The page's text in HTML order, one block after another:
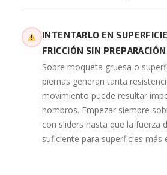
INTENTARLO EN
FRICCIÓN SIN PREPARACIÓN
Sobre moqueta gruesa o
piernas generan tanta
movimiento puede resultar
hombros. Empezar siempre
con sliders hasta que la fuerza
suficiente para superficies más